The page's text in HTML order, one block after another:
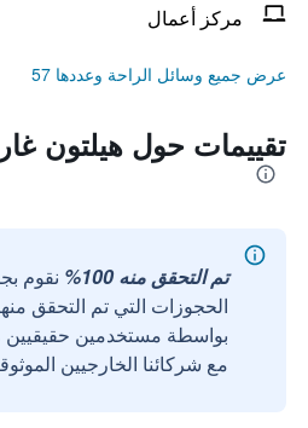
مركز أعمال
عرض جميع وسائل الراحة وعددها 57
تقييمات حول هيلتون
تم التحقق منه 100%
نقوم
الحجوزات التي تم التحقق
مع شركائنا الخارجيين